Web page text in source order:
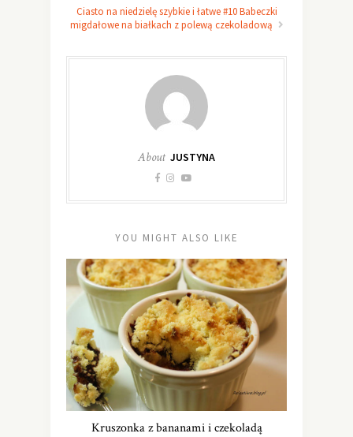
Ciasto na niedzielę szybkie i łatwe #10 Babeczki
migdałowe na białkach z polewą czekoladową
About JUSTYNA
YOU MIGHT ALSO LIKE
Kruszonka z bananami i czekoladą